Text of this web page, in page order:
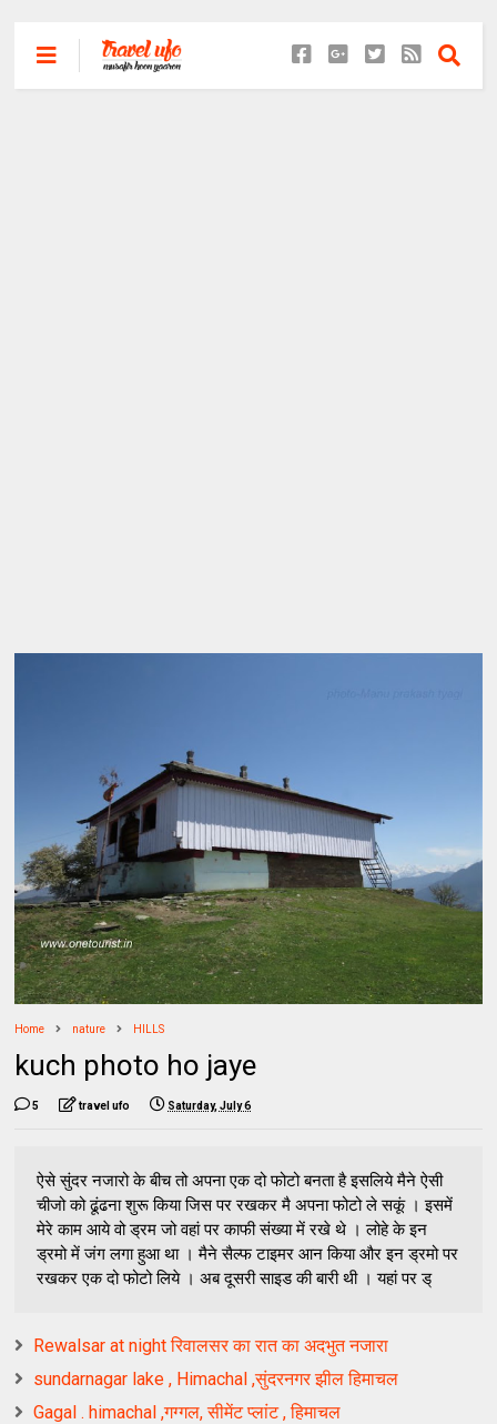
Home nature HILLS
kuch photo ho jaye
5 travel ufo Saturday, July 6
ऐसे सुंदर नजारो के बीच तो अपना एक दो फोटो बनता है इसलिये मैने ऐसी
चीजो को ढूंढना शुरू किया जिस पर रखकर मै अपना फोटो ले सकूं । इसमें
मेरे काम आये वो ड्रम जो वहां पर काफी संख्या में रखे थे । लोहे के इन
ड्रमो में जंग लगा हुआ था । मैने सैल्फ टाइमर आन किया और इन ड्रमो पर
रखकर एक दो फोटो लिये । अब दूसरी साइड की बारी थी । यहां पर ड्
Rewalsar at night रिवालसर का रात का अदभुत नजारा
sundarnagar lake , Himachal ,सुंदरनगर झील हिमाचल
Gagal . himachal ,गग्गल, सीमेंट प्लांट , हिमाचल